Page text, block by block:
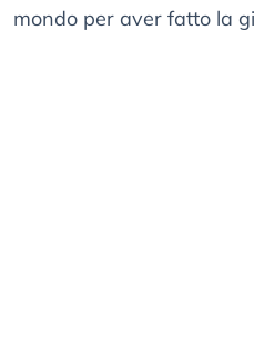
mondo per aver fatto la